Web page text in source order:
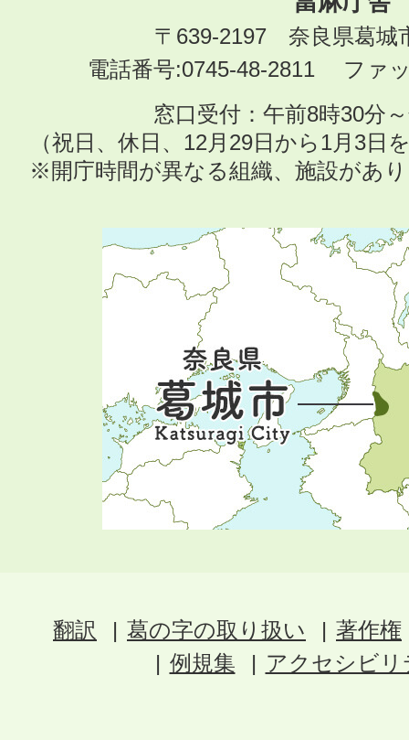
〒639-2197 奈良県葛城
電話番号:0745-48-2811 ファ
窓口受付：午前8時30分
（祝日、休日、12月29日から1月3日
※開庁時間が異なる組織、施設があ
翻訳 葛の字の取り扱い
著作権
例規集
アクセシビ